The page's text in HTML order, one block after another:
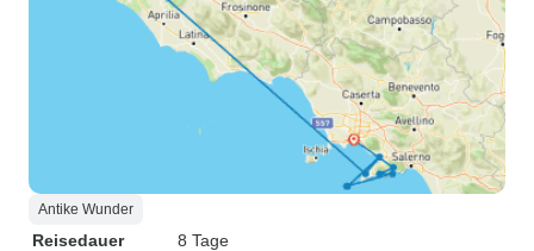
Antike Wunder
Reisedauer
8 Tage